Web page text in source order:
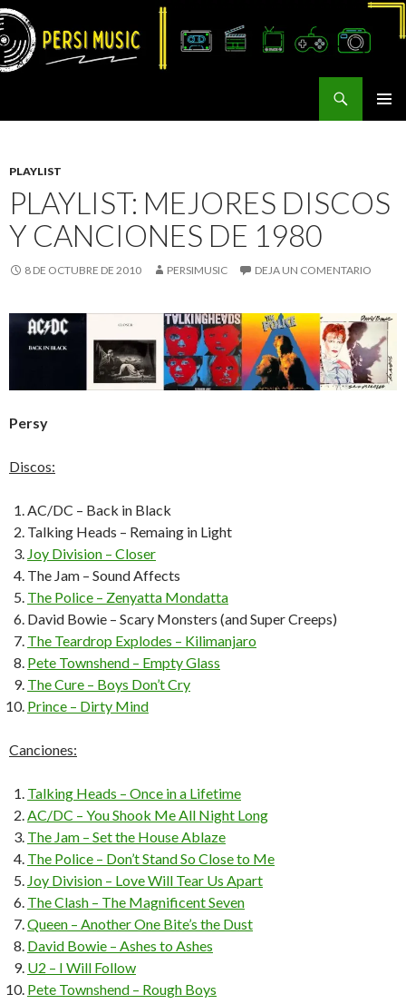
PLAYLIST
PLAYLIST: MEJORES DISCOS
Y CANCIONES DE 1980
8 DE OCTUBRE DE 2010 PERSIMUSIC DEJA UN COMENTARIO
Persy
Discos:
AC/DC – Back in Black
Talking Heads – Remaing in Light
Joy Division – Closer
The Jam – Sound Affects
The Police – Zenyatta Mondatta
David Bowie – Scary Monsters (and Super Creeps)
The Teardrop Explodes – Kilimanjaro
Pete Townshend – Empty Glass
The Cure – Boys Don’t Cry
Prince – Dirty Mind
Canciones:
Talking Heads – Once in a Lifetime
AC/DC – You Shook Me All Night Long
The Jam – Set the House Ablaze
The Police – Don’t Stand So Close to Me
Joy Division – Love Will Tear Us Apart
The Clash – The Magnificent Seven
Queen – Another One Bite’s the Dust
David Bowie – Ashes to Ashes
U2 – I Will Follow
Pete Townshend – Rough Boys